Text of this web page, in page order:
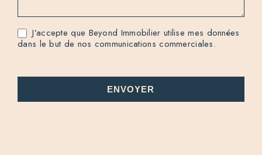
J’accepte que Beyond Immobilier utilise mes données
dans le but de nos communications commerciales.
ENVOYER